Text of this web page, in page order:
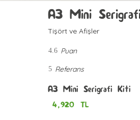
A3 Mini
Tişört ve Afişler
4.6 Puan
5 Referans
A3 Mini Serigrafi Kiti
4,920 TL